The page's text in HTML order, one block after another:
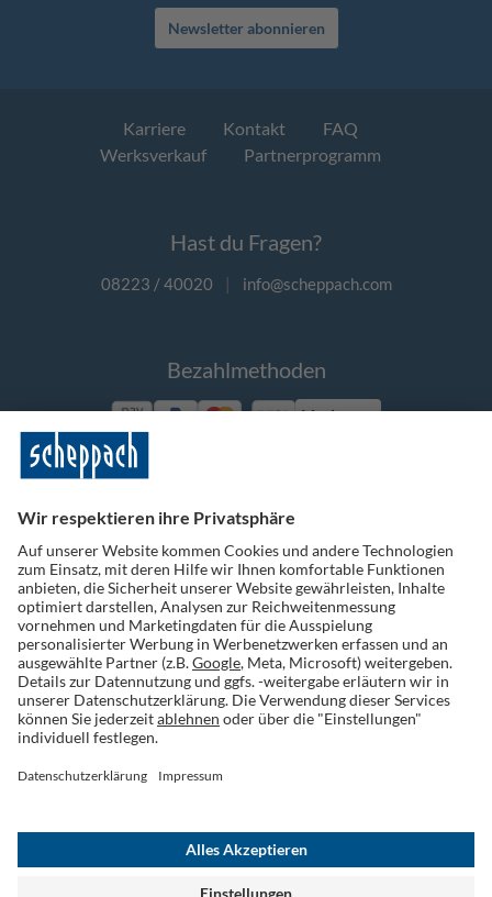
Newsletter abonnieren
Karriere Kontakt
FAQ
Werksverkauf
Partnerprogramm
Hast du Fragen?
08223 / 40020 | info@scheppach.com
Bezahlmethoden
Vorkasse
Folge uns auf Social Media
Widerruf einreichen